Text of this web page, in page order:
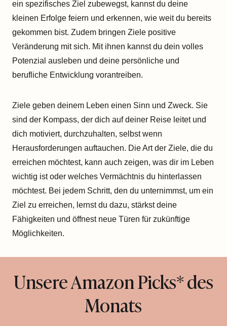
ein spezifisches Ziel zubewegst, kannst du deine
kleinen Erfolge feiern und erkennen, wie weit du bereits
gekommen bist. Zudem bringen Ziele positive
Veränderung mit sich. Mit ihnen kannst du dein volles
Potenzial ausleben und deine persönliche und
berufliche Entwicklung vorantreiben.
Ziele geben deinem Leben einen Sinn und Zweck. Sie
sind der Kompass, der dich auf deiner Reise leitet und
dich motiviert, durchzuhalten, selbst wenn
Herausforderungen auftauchen. Die Art der Ziele, die du
erreichen möchtest, kann auch zeigen, was dir im Leben
wichtig ist oder welches Vermächtnis du hinterlassen
möchtest. Bei jedem Schritt, den du unternimmst, um ein
Ziel zu erreichen, lernst du dazu, stärkst deine
Fähigkeiten und öffnest neue Türen für zukünftige
Möglichkeiten.
Unsere Amazon Picks* des
Monats